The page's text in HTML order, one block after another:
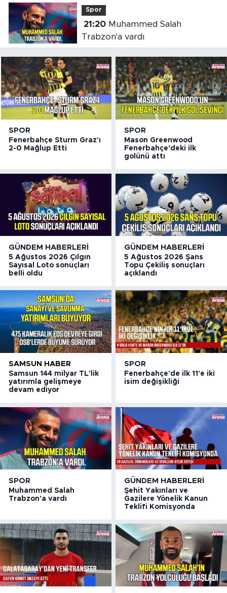
Spor
21:20Muhammed Salah
Trabzon'a vardı
SPOR
Fenerbahçe Sturm Graz'ı
2-0 Mağlup Etti
SPOR
Mason Greenwood
Fenerbahçe'deki ilk
golünü attı
GÜNDEM HABERLERI
5 Ağustos 2026 Çılgın
Sayısal Loto sonuçları
belli oldu
GÜNDEM HABERLERI
5 Ağustos 2026 Şans
Topu Çekiliş sonuçları
açıklandı
SAMSUN HABER
Samsun 144 milyar TL'lik
yatırımla gelişmeye
devam ediyor
SPOR
Fenerbahçe'de ilk 11'e iki
isim değişikliği
SPOR
Muhammed Salah
Trabzon'a vardı
GÜNDEM HABERLERI
Şehit Yakınları ve
Gazilere Yönelik Kanun
Teklifi Komisyonda